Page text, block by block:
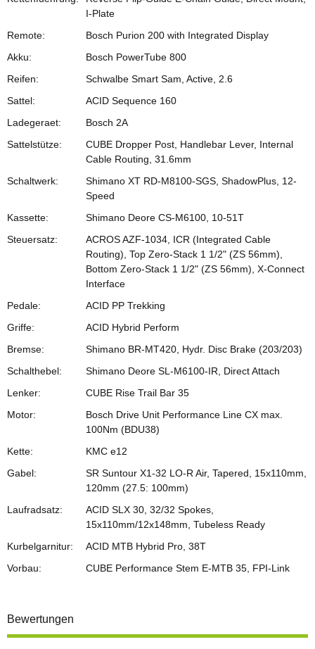
I-Plate
Remote:
Bosch Purion 200 with Integrated Display
Akku:
Bosch PowerTube 800
Reifen:
Schwalbe Smart Sam, Active, 2.6
Sattel:
ACID Sequence 160
Ladegeraet:
Bosch 2A
Sattelstütze:
CUBE Dropper Post, Handlebar Lever, Internal
Cable Routing, 31.6mm
Schaltwerk:
Shimano XT RD-M8100-SGS, ShadowPlus, 12-
Speed
Kassette:
Shimano Deore CS-M6100, 10-51T
Steuersatz:
ACROS AZF-1034, ICR (Integrated Cable
Routing), Top Zero-Stack 1 1/2" (ZS 56mm),
Bottom Zero-Stack 1 1/2" (ZS 56mm), X-Connect
Interface
Pedale:
ACID PP Trekking
Griffe:
ACID Hybrid Perform
Bremse:
Shimano BR-MT420, Hydr. Disc Brake (203/203)
Schalthebel:
Shimano Deore SL-M6100-IR, Direct Attach
Lenker:
CUBE Rise Trail Bar 35
Motor:
Bosch Drive Unit Performance Line CX max.
100Nm (BDU38)
Kette:
KMC e12
Gabel:
SR Suntour X1-32 LO-R Air, Tapered, 15x110mm,
120mm (27.5: 100mm)
Laufradsatz:
ACID SLX 30, 32/32 Spokes,
15x110mm/12x148mm, Tubeless Ready
Kurbelgarnitur:
ACID MTB Hybrid Pro, 38T
Vorbau:
CUBE Performance Stem E-MTB 35, FPI-Link
Bewertungen